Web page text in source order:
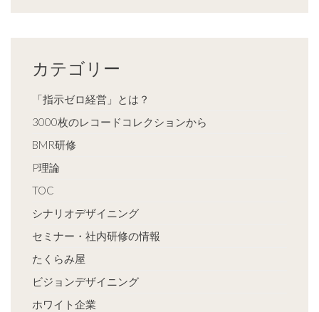
カテゴリー
「指示ゼロ経営」とは？
3000枚のレコードコレクションから
BMR研修
P理論
TOC
シナリオデザイニング
セミナー・社内研修の情報
たくらみ屋
ビジョンデザイニング
ホワイト企業